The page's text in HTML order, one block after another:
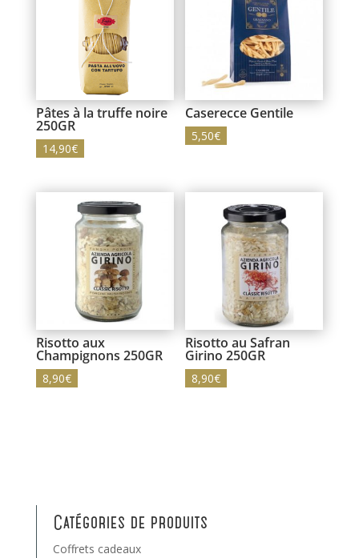
Pâtes à la truffe noire
250GR
14,90€
Caserecce Gentile
5,50€
Risotto aux
Champignons 250GR
8,90€
Risotto au Safran
Girino 250GR
8,90€
Catégories de produits
Coffrets cadeaux